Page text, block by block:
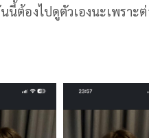
ต้องไปดูตัวเองนะเพราะ